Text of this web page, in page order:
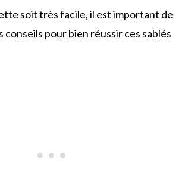
soit très facile, il est important de
conseils pour bien réussir ces sablés